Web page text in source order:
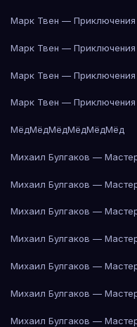
Марк Твен —
Марк Твен —
Марк Твен —
Марк Твен —
МёдМёдМёдМёдМёдМёд
Михаил Булгаков —
Михаил Булгаков —
Михаил Булгаков —
Михаил Булгаков —
Михаил Булгаков —
Михаил Булгаков —
Михаил Булгаков —